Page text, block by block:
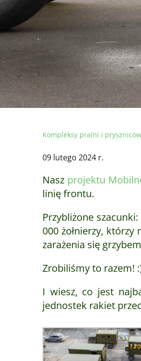
Kompleksy pralni i pryszniców
09 lutego 2024 r.
Nasz projektu
linię frontu.
Przybliżone
000 żołnierzy,
zarażenia się
Zrobiliśmy to razem!
I wiesz, co jest
jednostek rakiet